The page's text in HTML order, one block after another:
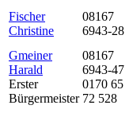
Fischer
Christine
08167
6943-28
Gmeiner
Harald
Erster
Bürgermeister
08167
6943-47
0170 65
72 528